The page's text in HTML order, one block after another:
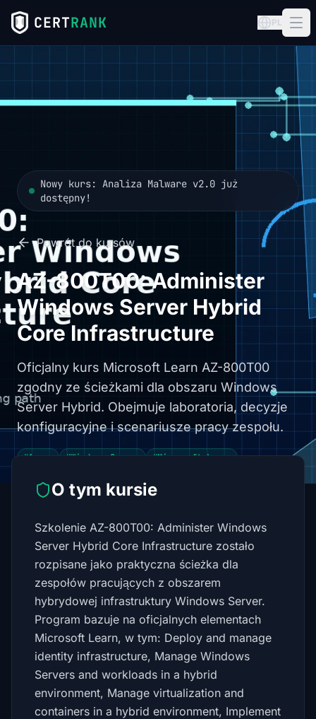
CERTRANK PL
Nowy kurs: Analiza Malware v2.0 już
dostępny!
Powrót do kursów
AZ-800T00: Administer
Windows Server Hybrid
Core Infrastructure
Oficjalny kurs Microsoft Learn AZ-800T00
zgodny ze ścieżkami dla obszaru Windows
Server Hybrid. Obejmuje laboratoria, decyzje
konfiguracyjne i scenariusze pracy zespołu.
#Azure #Windows Server #Microsoft Learn
O tym kursie
Szkolenie AZ-800T00: Administer Windows
Server Hybrid Core Infrastructure zostało
rozpisane jako praktyczna ścieżka dla
zespołów pracujących z obszarem
hybrydowej infrastruktury Windows Server.
Program bazuje na oficjalnych elementach
Microsoft Learn, w tym: Deploy and manage
identity infrastructure, Manage Windows
Servers and workloads in a hybrid
environment, Manage virtualization and
containers in a hybrid environment, Implement